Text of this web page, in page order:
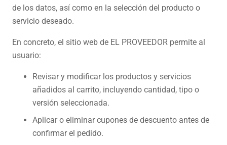
de los datos, así como en la selección del producto o
servicio deseado.
En concreto, el sitio web de EL PROVEEDOR permite al
usuario:
Revisar y modificar los productos y servicios
añadidos al carrito, incluyendo cantidad, tipo o
versión seleccionada.
Aplicar o eliminar cupones de descuento antes de
confirmar el pedido.